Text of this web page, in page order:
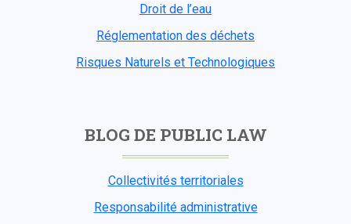
Droit de l’eau
Réglementation des déchets
Risques Naturels et Technologiques
BLOG DE PUBLIC LAW
Collectivités territoriales
Responsabilité administrative